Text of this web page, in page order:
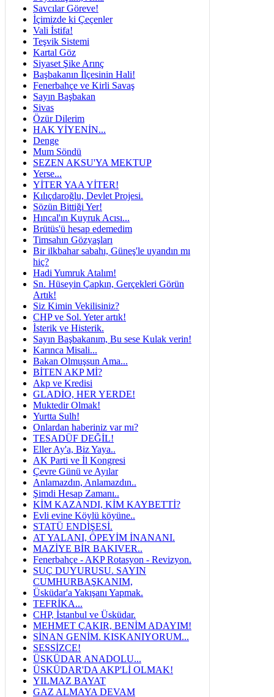
Savcılar Göreve!
İçimizde ki Çeçenler
Vali İstifa!
Teşvik Sistemi
Kartal Göz
Siyaset Şike Arınç
Başbakanın İlçesinin Hali!
Fenerbahçe ve Kirli Savaş
Sayın Başbakan
Sivas
Özür Dilerim
HAK YİYENİN...
Denge
Mum Söndü
SEZEN AKSU'YA MEKTUP
Yerse...
YİTER YAA YİTER!
Kılıçdaroğlu, Devlet Projesi.
Sözün Bittiği Yer!
Hıncal'ın Kuyruk Acısı...
Brütüs'ü hesap edemedim
Timsahın Gözyaşları
Bir ilkbahar sabahı, Güneş'le uyandın mı
hiç?
Hadi Yumruk Atalım!
Sn. Hüseyin Çapkın, Gerçekleri Görün
Artık!
Siz Kimin Vekilisiniz?
CHP ve Sol. Yeter artık!
İsterik ve Histerik.
Sayın Başbakanım, Bu sese Kulak verin!
Karınca Misali...
Bakan Olmuşsun Ama...
BİTEN AKP Mİ?
Akp ve Kredisi
GLADİO, HER YERDE!
Muktedir Olmak!
Yurtta Sulh!
Onlardan haberiniz var mı?
TESADÜF DEĞİL!
Eller Ay'a, Biz Yaya..
AK Parti ve İl Kongresi
Çevre Günü ve Ayılar
Anlamazdın, Anlamazdın..
Şimdi Hesap Zamanı..
KİM KAZANDI, KİM KAYBETTİ?
Evli evine Köylü köyüne..
STATÜ ENDİŞESİ.
AT YALANI, ÖPEYİM İNANANI.
MAZİYE BİR BAKIVER..
Fenerbahçe - AKP Rotasyon - Revizyon.
SUÇ DUYURUSU. SAYIN
CUMHURBAŞKANIM,
Üsküdar'a Yakışanı Yapmak.
TEFRİKA...
CHP, İstanbul ve Üsküdar.
MEHMET ÇAKIR, BENİM ADAYIM!
SİNAN GENİM. KISKANIYORUM...
SESSİZCE!
ÜSKÜDAR ANADOLU...
ÜSKÜDAR'DA AKP'Lİ OLMAK!
YILMAZ BAYAT
GAZ ALMAYA DEVAM